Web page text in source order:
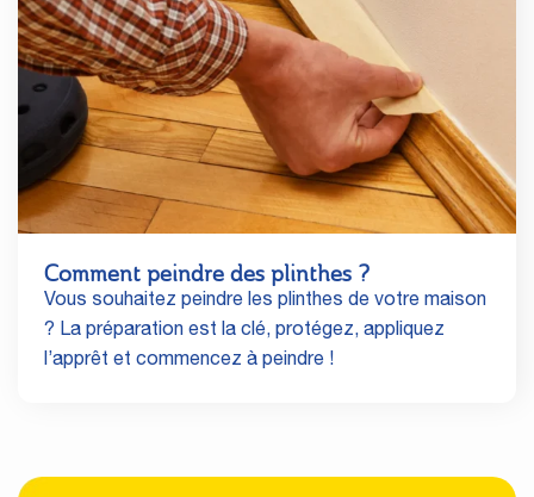
Comment peindre des plinthes ?
Vous souhaitez peindre les plinthes de votre maison
? La préparation est la clé, protégez, appliquez
l’apprêt et commencez à peindre !